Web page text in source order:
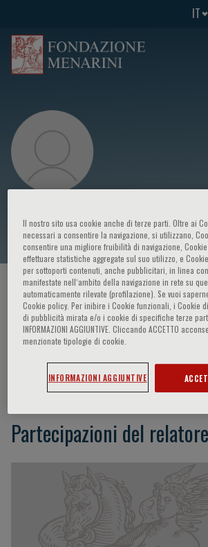
IT
Jennifer G. Robinson
HOME PAGE / CORSI ED EVENTI /
Jennifer G. Robinson
Partecipazioni del relatore
Il nostro sito usa cookie anche di terze parti. Oltre ai
necessari a consentire la navigazione, si utilizzano,
consentire una migliore fruibilità di navigazione,
effettuare statistiche aggregate sul suo utilizzo, e
per sottoporti contenuti, anche pubblicitari, in linea
manifestate nell‘ambito della navigazione in rete su
automaticamente rilevate (profilazione). Se vuoi
Cookie policy. Per inibire i Cookie funzionali, i Cookie
di pubblicità mirata e/o i cookie di specifiche terze
INFORMAZIONI AGGIUNTIVE. Cliccando ACCETTO
menzionate tipologie di cookie.
INFORMAZIONI AGGIUNTIVE